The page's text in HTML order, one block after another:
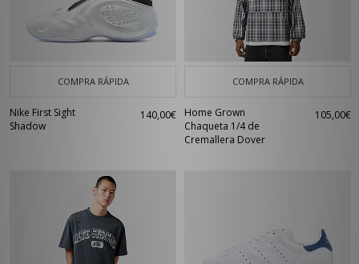
COMPRA RÁPIDA
Nike First Sight
Shadow
140,00€
COMPRA RÁPIDA
Home Grown
Chaqueta 1/4 de
Cremallera Dover
105,00€